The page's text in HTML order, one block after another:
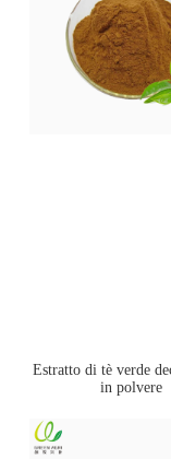
Estratto di tè verde
in polvere